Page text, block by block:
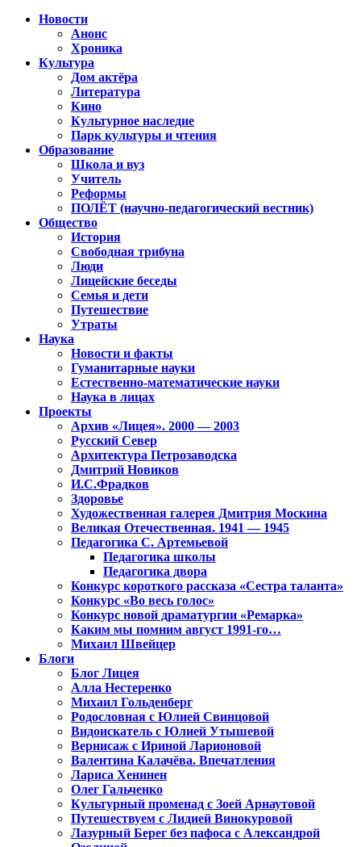
Новости
Анонс
Хроника
Культура
Дом актёра
Литература
Кино
Культурное наследие
Парк культуры и чтения
Образование
Школа и вуз
Учитель
Реформы
ПОЛЁТ (научно-педагогический вестник)
Общество
История
Свободная трибуна
Люди
Лицейские беседы
Семья и дети
Путешествие
Утраты
Наука
Новости и факты
Гуманитарные науки
Естественно-математические науки
Наука в лицах
Проекты
Архив «Лицея». 2000 — 2003
Русский Север
Архитектура Петрозаводска
Дмитрий Новиков
И.С.Фрадков
Здоровье
Художественная галерея Дмитрия Москина
Великая Отечественная. 1941 — 1945
Педагогика С. Артемьевой
Педагогика школы
Педагогика двора
Конкурс короткого рассказа «Сестра таланта»
Конкурс «Во весь голос»
Конкурс новой драматургии «Ремарка»
Каким мы помним август 1991-го…
Михаил Швейцер
Блоги
Блог Лицея
Алла Нестеренко
Михаил Гольденберг
Родословная с Юлией Свинцовой
Видоискатель с Юлией Утышевой
Вернисаж с Ириной Ларионовой
Валентина Калачёва. Впечатления
Лариса Хенинен
Олег Гальченко
Культурный променад с Зоей Арнаутовой
Путешествуем с Лидией Винокуровой
Лазурный Берег без пафоса с Александрой